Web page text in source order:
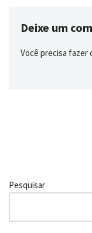
Deixe um
Você precisa fazer
Pesquisar